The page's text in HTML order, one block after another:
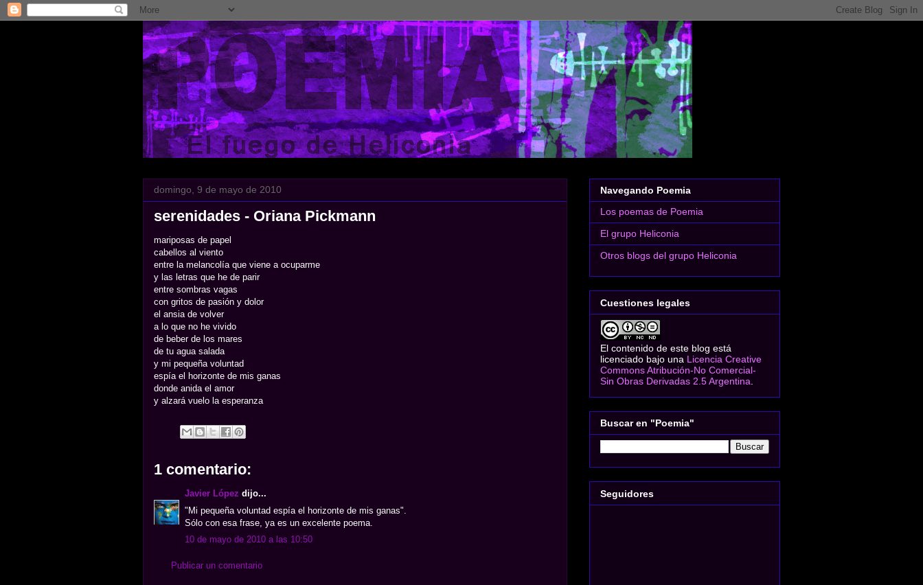
domingo, 9 de mayo de 2010
serenidades - Oriana Pickmann
mariposas de papel
cabellos al viento
entre la melancolía que viene a ocuparme
y las letras que he de parir
entre sombras vagas
con gritos de pasión y dolor
el ansia de volver
a lo que no he vivido
de beber de los mares
de tu agua salada
y mi pequeña voluntad
espía el horizonte de mis ganas
donde anida el amor
y alzará vuelo la esperanza
1 comentario:
Javier López dijo...
"Mi pequeña voluntad espía el horizonte de mis ganas".
Sólo con esa frase, ya es un excelente poema.
10 de mayo de 2010 a las 10:50
Publicar un comentario
Navegando Poemia
Los poemas de Poemia
El grupo Heliconia
Otros blogs del grupo Heliconia
Cuestiones legales
El contenido de este blog está
licenciado bajo una Licencia Creative
Commons Atribución-No Comercial-
Sin Obras Derivadas 2.5 Argentina
Buscar en "Poemia"
Seguidores